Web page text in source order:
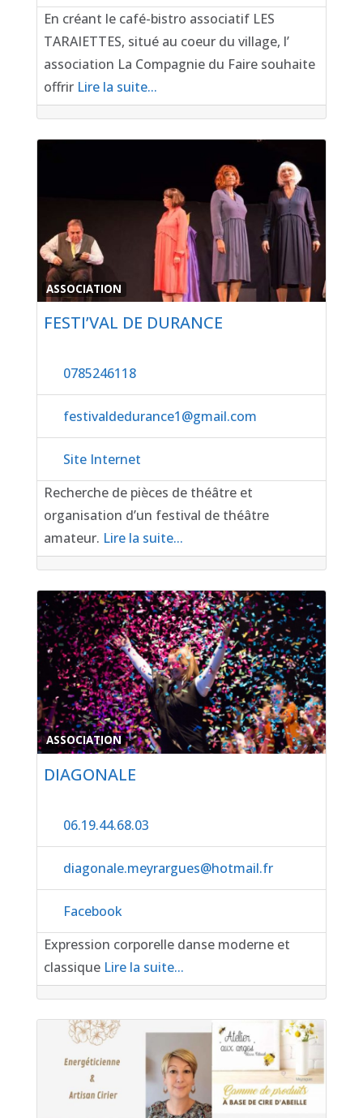
En créant le café-bistro associatif LES
TARAIETTES, situé au coeur du village, l’
association La Compagnie du Faire souhaite
offrir Lire la suite...
ASSOCIATION
FESTI’VAL DE DURANCE
0785246118
festivaldedurance1@gmail.com
Site Internet
Recherche de pièces de théâtre et
organisation d’un festival de théâtre
amateur. Lire la suite...
ASSOCIATION
DIAGONALE
06.19.44.68.03
diagonale.meyrargues@hotmail.fr
Facebook
Expression corporelle danse moderne et
classique Lire la suite...